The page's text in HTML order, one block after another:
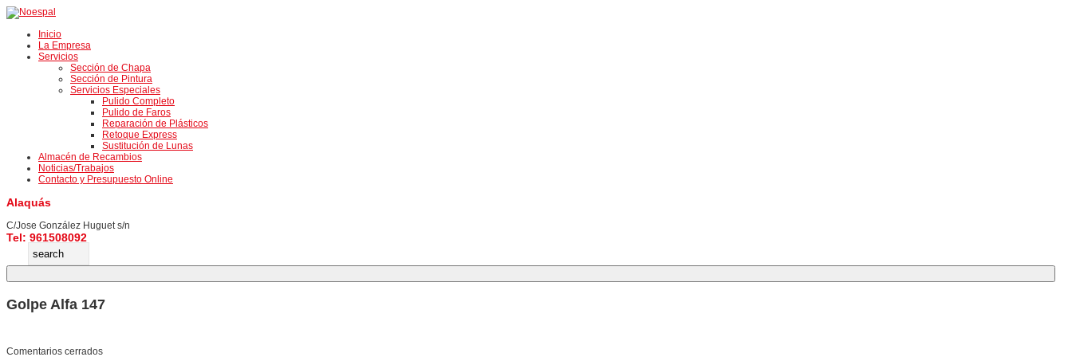
Inicio
La Empresa
Servicios
Sección de Chapa
Sección de Pintura
Servicios Especiales
Pulido Completo
Pulido de Faros
Reparación de Plásticos
Retoque Express
Sustitución de Lunas
Almacén de Recambios
Noticias/Trabajos
Contacto y Presupuesto Online
Alaquás
C/Jose González Huguet s/n
Tel: 961508092
Golpe Alfa 147
Comentarios cerrados